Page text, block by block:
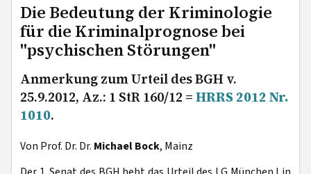
Die Bedeutung der Kriminologie
für die Kriminalprognose bei
"psychischen Störungen"
Anmerkung zum Urteil des BGH v.
25.9.2012, Az.: 1 StR 160/12 = HRRS 2012 Nr.
1010.
Von Prof. Dr. Dr. Michael Bock, Mainz